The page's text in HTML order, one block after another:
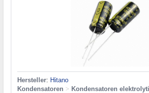
Hersteller: Hitano
Kondensatoren > Kondensatoren